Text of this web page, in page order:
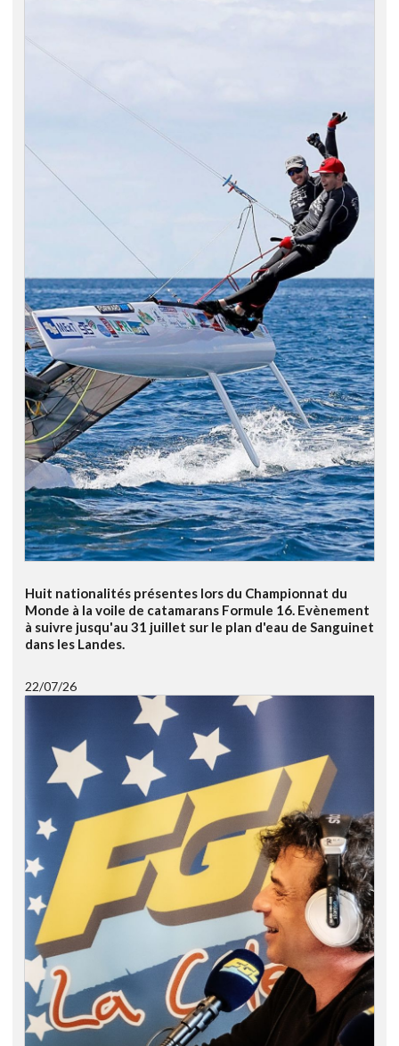
Huit nationalités présentes lors du Championnat du
Monde à la voile de catamarans Formule 16. Evènement
à suivre jusqu'au 31 juillet sur le plan d'eau de Sanguinet
dans les Landes.
22/07/26